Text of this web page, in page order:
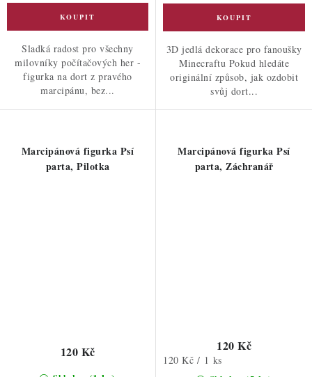
Sladká radost pro všechny
milovníky počítačových her -
figurka na dort z pravého
marcipánu, bez...
3D jedlá dekorace pro fanoušky
Minecraftu Pokud hledáte
originální způsob, jak ozdobit
svůj dort...
Marcipánová figurka Psí
parta, Pilotka
120 Kč
Marcipánová figurka Psí
parta, Záchranář
120 Kč
Měrná
120 Kč / 1 ks